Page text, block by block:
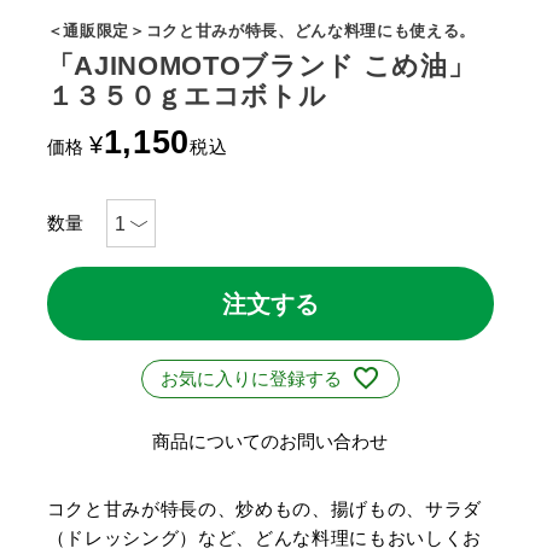
＜通販限定＞コクと甘みが特長、どんな料理にも使える。
「AJINOMOTOブランド こめ油」
１３５０ｇエコボトル
価格 ¥1,150税込
注文する
お気に入りに登録する
商品についてのお問い合わせ
コクと甘みが特長の、炒めもの、揚げもの、サラダ
（ドレッシング）など、どんな料理にもおいしくお